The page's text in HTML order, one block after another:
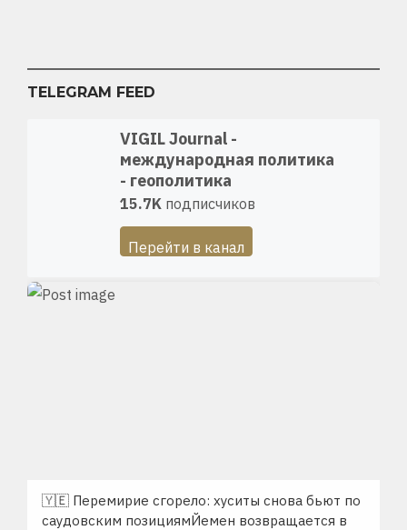
TELEGRAM FEED
VIGIL Journal -
международная политика
- геополитика
15.7K подписчиков
Перейти в канал
🇾🇪 Перемирие сгорело: хуситы снова бьют по
саудовским позициямЙемен возвращается в